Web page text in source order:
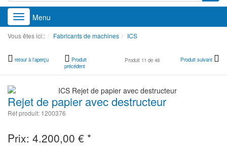
Toggle
navigation
Menu
Vous êtes ici:: Fabricants de machines ICS
retour à l'aperçu
Produit
précédent
Produit 11 de 48 Produit suivant
Rejet de papier avec destructeur
Réf produit: 1200376
Prix: 4.200,00 € *